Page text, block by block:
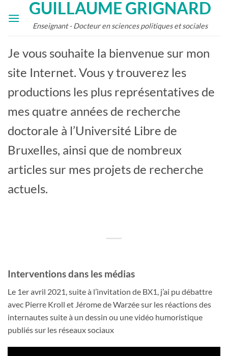
GUILLAUME GRIGNARD
Enseignant - Docteur en sciences politiques et sociales
Je vous souhaite la bienvenue sur mon
site Internet. Vous y trouverez les
productions les plus représentatives de
mes quatre années de recherche
doctorale à l’Université Libre de
Bruxelles, ainsi que de nombreux
articles sur mes projets de recherche
actuels.
Interventions dans les médias
Le 1er avril 2021, suite à l’invitation de BX1, j’ai pu débattre
avec Pierre Kroll et Jérome de Warzée sur les réactions des
internautes suite à un dessin ou une vidéo humoristique
publiés sur les réseaux sociaux